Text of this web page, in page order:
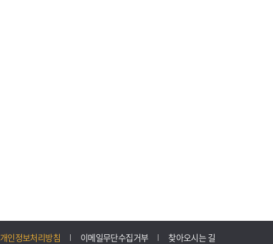
개인정보처리방침 이메일무단수집거부 찾아오시는 길